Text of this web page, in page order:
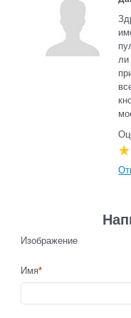
ли
Изображение
Имя